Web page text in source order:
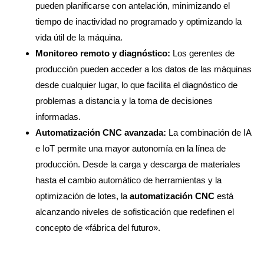
pueden planificarse con antelación, minimizando el
tiempo de inactividad no programado y optimizando la
vida útil de la máquina.
Monitoreo remoto y diagnóstico: Los gerentes de
producción pueden acceder a los datos de las máquinas
desde cualquier lugar, lo que facilita el diagnóstico de
problemas a distancia y la toma de decisiones
informadas.
Automatización CNC avanzada: La combinación de IA
e IoT permite una mayor autonomía en la línea de
producción. Desde la carga y descarga de materiales
hasta el cambio automático de herramientas y la
optimización de lotes, la automatización CNC está
alcanzando niveles de sofisticación que redefinen el
concepto de «fábrica del futuro».